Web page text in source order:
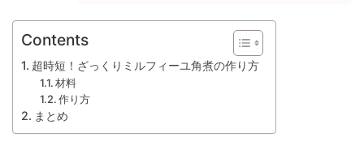
Contents
超時短！ざっくりミルフィーユ角煮の作り方
材料
作り方
まとめ